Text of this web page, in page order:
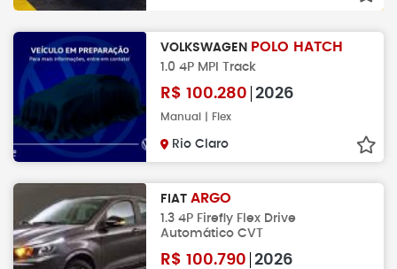
VOLKSWAGEN POLO HATCH
1.0 4P MPI Track
R$ 100.280 2026
Manual | Flex
Rio Claro
FIAT ARGO
1.3 4P Firefly Flex Drive
Automático CVT
R$ 100.790 2026